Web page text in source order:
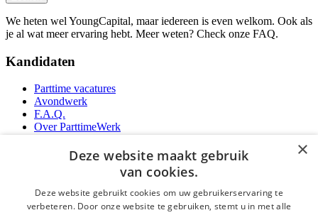
We heten wel YoungCapital, maar iedereen is even welkom. Ook als
je al wat meer ervaring hebt. Meer weten? Check onze FAQ.
Kandidaten
Parttime vacatures
Avondwerk
F.A.Q.
Over ParttimeWerk
YoungCapital Android App
Parttime personeel
×
Deze website maakt gebruik
van cookies.
Deze website gebruikt cookies om uw gebruikerservaring te
verbeteren. Door onze website te gebruiken, stemt u in met alle